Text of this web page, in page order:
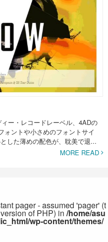
ー・レコードレーベル、4ADの
ォントや小さめのフォントサイ
した薄めの配色が、耽美で退...
MORE READ
pager - assumed 'pager' (t
of PHP) in /home/asu
wp-content/themes/